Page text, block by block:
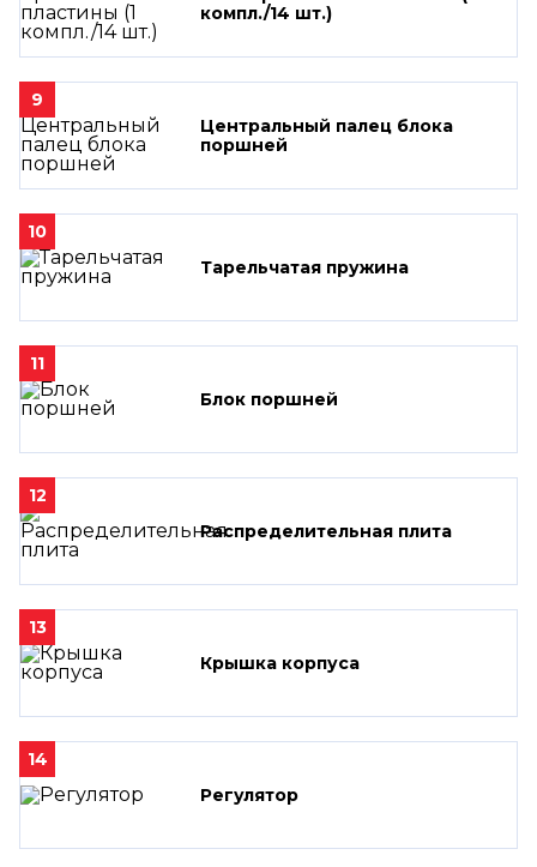
компл./14 шт.)
9
Центральный палец блока
поршней
10
Тарельчатая пружина
11
Блок поршней
12
Распределительная плита
13
Крышка корпуса
14
Регулятор